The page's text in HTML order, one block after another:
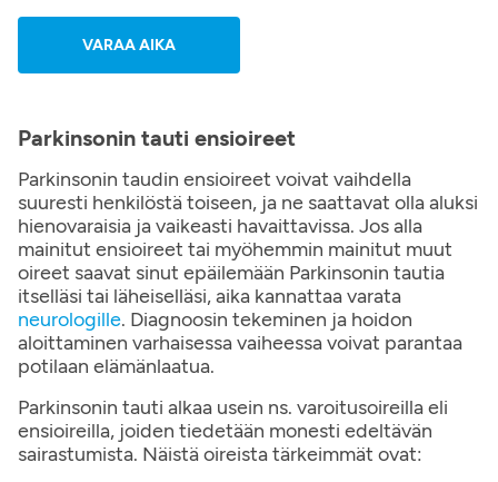
VARAA AIKA
Parkinsonin tauti ensioireet
Parkinsonin taudin ensioireet voivat vaihdella
suuresti henkilöstä toiseen, ja ne saattavat olla aluksi
hienovaraisia ja vaikeasti havaittavissa. Jos alla
mainitut ensioireet tai myöhemmin mainitut muut
oireet saavat sinut epäilemään Parkinsonin tautia
itselläsi tai läheiselläsi, aika kannattaa varata
neurologille. Diagnoosin tekeminen ja hoidon
aloittaminen varhaisessa vaiheessa voivat parantaa
potilaan elämänlaatua.
Parkinsonin tauti alkaa usein ns. varoitusoireilla eli
ensioireilla, joiden tiedetään monesti edeltävän
sairastumista. Näistä oireista tärkeimmät ovat: